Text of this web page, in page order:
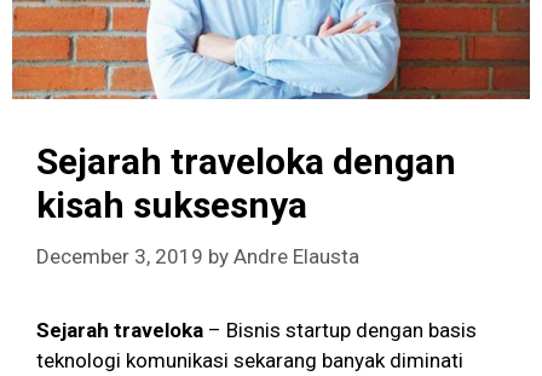
Sejarah traveloka dengan
kisah suksesnya
December 3, 2019 by Andre Elausta
Sejarah traveloka – Bisnis startup dengan basis
teknologi komunikasi sekarang banyak diminati